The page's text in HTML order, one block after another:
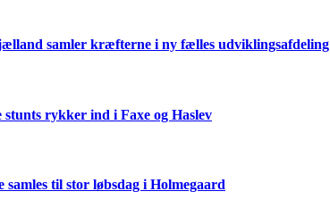
samler kræfterne i ny fælles udviklingsafdeling
rykker ind i Faxe og Haslev
til stor løbsdag i Holmegaard